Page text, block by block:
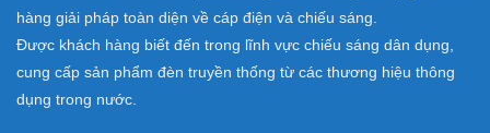
hàng giải pháp toàn diện về cáp điện và chiếu sáng.
Được khách hàng biết đến trong lĩnh vực chiếu sáng dân dụng,
cung cấp sản phẩm đèn truyền thống từ các thương hiệu thông
dụng trong nước.